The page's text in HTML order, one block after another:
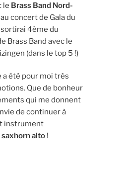
le Brass Band Nord-
au concert de Gala du
4ème du
Brass Band avec le
(dans le top 5 !)
a été pour moi très
Que de bonheur
qui me donnent
de continuer à
instrument
saxhorn alto !